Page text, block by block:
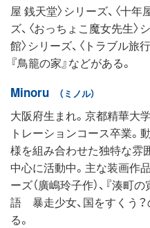
屋 銭天堂〉シリーズ、〈十年
ズ、〈おっちょこ魔女先生〉
館〉シリーズ、〈トラブル旅
『鳥籠の家』などがある。
Minoru （ミノル）
大阪府生まれ。京都精華大
トレーションコース卒業。
様を組み合わせた独特な雰
中心に活動中。主な装画作
ーズ（廣嶋玲子作）、『湊町
語 暴走少女、国をすくう？
る。